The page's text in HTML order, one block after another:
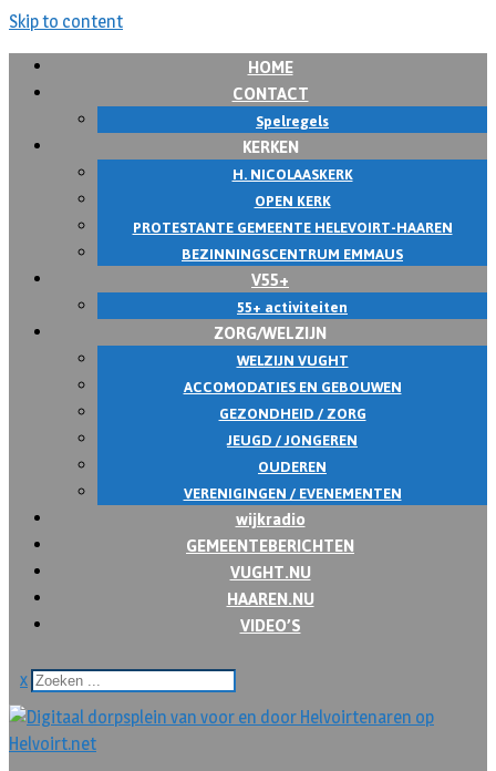
Skip to content
HOME
CONTACT
Spelregels
KERKEN
H. NICOLAASKERK
OPEN KERK
PROTESTANTE GEMEENTE HELEVOIRT-HAAREN
BEZINNINGSCENTRUM EMMAUS
V55+
55+ activiteiten
ZORG/WELZIJN
WELZIJN VUGHT
ACCOMODATIES EN GEBOUWEN
GEZONDHEID / ZORG
JEUGD / JONGEREN
OUDEREN
VERENIGINGEN / EVENEMENTEN
wijkradio
GEMEENTEBERICHTEN
VUGHT.NU
HAAREN.NU
VIDEO’S
x